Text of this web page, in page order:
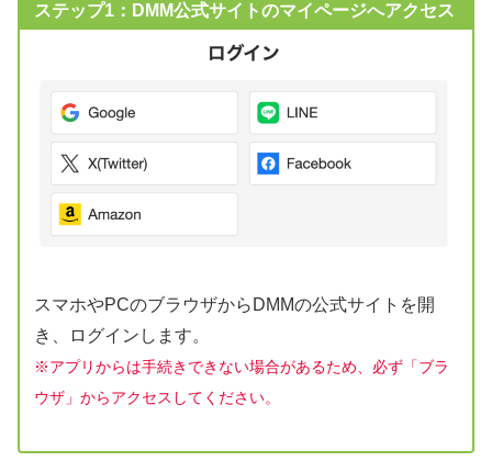
ステップ1：DMM公式サイトのマイページへアクセス
スマホやPCのブラウザからDMMの公式サイトを開
き、ログインします。
※アプリからは手続きできない場合があるため、必ず「ブラ
ウザ」からアクセスしてください。